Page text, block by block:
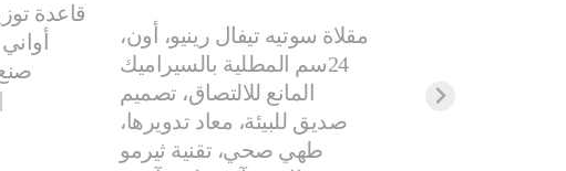
مقلاة سوتيه تيفال رينيو، أون،
24سم المطلية بالسيراميك
المانع للالتصاق، تصميم
صديق للبيئة، معاد تدويرها،
طهي صحي، تقنية ثيرمو
مع الحث
ضمان لمدة سنتين |